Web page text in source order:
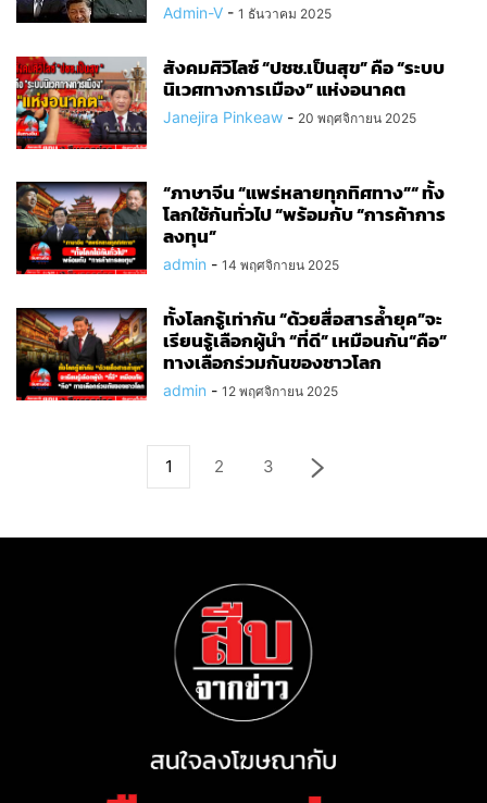
Admin-V - 1 ธันวาคม 2025
สังคมศิวิไลซ์ “ปชช.เป็นสุข” คือ “ระบบ
นิเวศทางการเมือง” แห่งอนาคต
Janejira Pinkeaw - 20 พฤศจิกายน 2025
“ภาษาจีน “แพร่หลายทุกทิศทาง”“ ทั้ง
โลกใช้กันทั่วไป “พร้อมกับ “การค้าการ
ลงทุน”
admin - 14 พฤศจิกายน 2025
ทั้งโลกรู้เท่ากัน “ด้วยสื่อสารล้ำยุค”จะ
เรียนรู้เลือกผู้นำ “ที่ดี” เหมือนกัน“คือ”
ทางเลือกร่วมกันของชาวโลก
admin - 12 พฤศจิกายน 2025
1 2 3